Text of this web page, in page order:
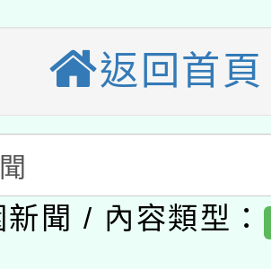
象擴大為「滿6
之民眾」措施，
止
研究院辦理「
績優單位及節水達
市孔廟祈福系列
慧啟航」
年桃園地景藝術
育部國民及學前
灣師範大學辦理
健康促進學校輔導
家教育研究院中
民族教育政策研討
教育部國民及學前
返回首頁
聞 / 內容類型：